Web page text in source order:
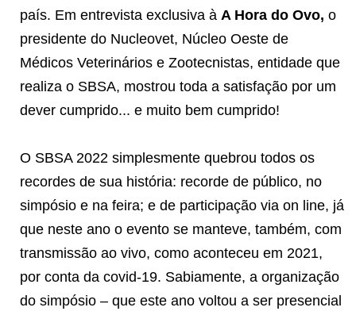
país. Em entrevista exclusiva à A Hora do Ovo, o
presidente do Nucleovet, Núcleo Oeste de
Médicos Veterinários e Zootecnistas, entidade que
realiza o SBSA, mostrou toda a satisfação por um
dever cumprido... e muito bem cumprido!
O SBSA 2022 simplesmente quebrou todos os
recordes de sua história: recorde de público, no
simpósio e na feira; e de participação via on line, já
que neste ano o evento se manteve, também, com
transmissão ao vivo, como aconteceu em 2021,
por conta da covid-19. Sabiamente, a organização
do simpósio – que este ano voltou a ser presencial